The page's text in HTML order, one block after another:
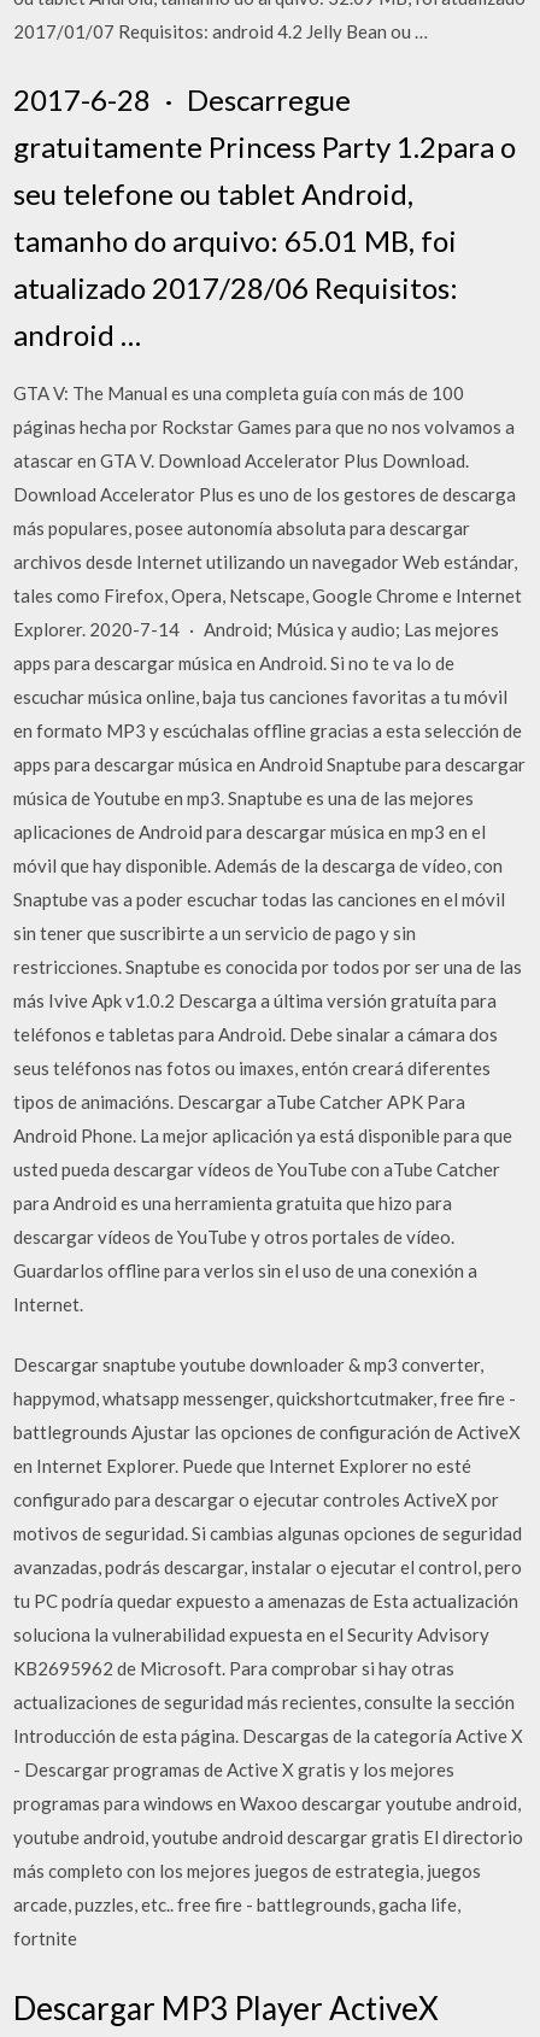
2017/01/07 Requisitos: android 4.2 Jelly Bean ou …
2017-6-28 · Descarregue
gratuitamente Princess Party 1.2para o
seu telefone ou tablet Android,
tamanho do arquivo: 65.01 MB, foi
atualizado 2017/28/06 Requisitos:
android …
GTA V: The Manual es una completa guía con más de 100
páginas hecha por Rockstar Games para que no nos volvamos a
atascar en GTA V. Download Accelerator Plus Download.
Download Accelerator Plus es uno de los gestores de descarga
más populares, posee autonomía absoluta para descargar
archivos desde Internet utilizando un navegador Web estándar,
tales como Firefox, Opera, Netscape, Google Chrome e Internet
Explorer. 2020-7-14 · Android; Música y audio; Las mejores
apps para descargar música en Android. Si no te va lo de
escuchar música online, baja tus canciones favoritas a tu móvil
en formato MP3 y escúchalas offline gracias a esta selección de
apps para descargar música en Android Snaptube para descargar
música de Youtube en mp3. Snaptube es una de las mejores
aplicaciones de Android para descargar música en mp3 en el
móvil que hay disponible. Además de la descarga de vídeo, con
Snaptube vas a poder escuchar todas las canciones en el móvil
sin tener que suscribirte a un servicio de pago y sin
restricciones. Snaptube es conocida por todos por ser una de las
más Ivive Apk v1.0.2 Descarga a última versión gratuíta para
teléfonos e tabletas para Android. Debe sinalar a cámara dos
seus teléfonos nas fotos ou imaxes, entón creará diferentes
tipos de animacións. Descargar aTube Catcher APK Para
Android Phone. La mejor aplicación ya está disponible para que
usted pueda descargar vídeos de YouTube con aTube Catcher
para Android es una herramienta gratuita que hizo para
descargar vídeos de YouTube y otros portales de vídeo.
Guardarlos offline para verlos sin el uso de una conexión a
Internet.
Descargar snaptube youtube downloader & mp3 converter,
happymod, whatsapp messenger, quickshortcutmaker, free fire -
battlegrounds Ajustar las opciones de configuración de ActiveX
en Internet Explorer. Puede que Internet Explorer no esté
configurado para descargar o ejecutar controles ActiveX por
motivos de seguridad. Si cambias algunas opciones de seguridad
avanzadas, podrás descargar, instalar o ejecutar el control, pero
tu PC podría quedar expuesto a amenazas de Esta actualización
soluciona la vulnerabilidad expuesta en el Security Advisory
KB2695962 de Microsoft. Para comprobar si hay otras
actualizaciones de seguridad más recientes, consulte la sección
Introducción de esta página. Descargas de la categoría Active X
- Descargar programas de Active X gratis y los mejores
programas para windows en Waxoo descargar youtube android,
youtube android, youtube android descargar gratis El directorio
más completo con los mejores juegos de estrategia, juegos
arcade, puzzles, etc.. free fire - battlegrounds, gacha life,
fortnite
Descargar MP3 Player ActiveX